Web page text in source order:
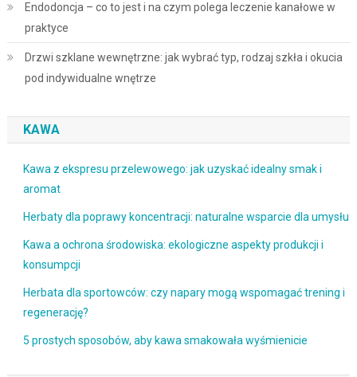
Endodoncja – co to jest i na czym polega leczenie kanałowe w
praktyce
Drzwi szklane wewnętrzne: jak wybrać typ, rodzaj szkła i okucia
pod indywidualne wnętrze
KAWA
Kawa z ekspresu przelewowego: jak uzyskać idealny smak i
aromat
Herbaty dla poprawy koncentracji: naturalne wsparcie dla umysłu
Kawa a ochrona środowiska: ekologiczne aspekty produkcji i
konsumpcji
Herbata dla sportowców: czy napary mogą wspomagać trening i
regenerację?
5 prostych sposobów, aby kawa smakowała wyśmienicie